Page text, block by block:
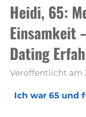
Heidi, 65:
Einsamkeit
Dating
Veröffentlicht am
Ich war 65 und